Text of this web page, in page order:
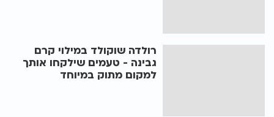
רולדה שוקולד במילוי קרם
גבינה - טעמים שילקחו אותך
למקום מתוק במיוחד